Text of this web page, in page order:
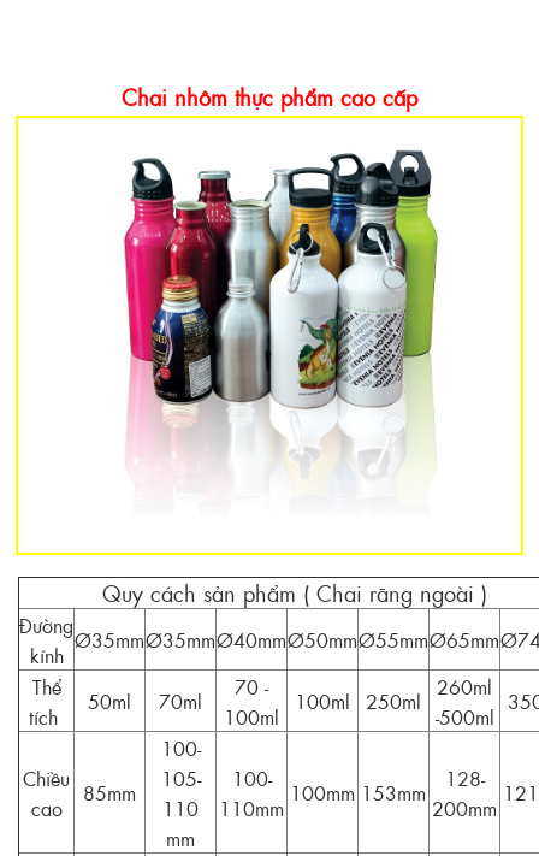
Chai nhôm thực phẩm cao cấp
Quy cách sản phẩm ( Chai răng ngoài )
Đường
kính
Ø35mmØ35mmØ40mmØ50mmØ55mmØ65mm
Thể
tích
50ml 70ml
70 -
100ml
100ml 250ml
260ml
-500ml
Chiều
cao
85mm
100-
105-
110
mm
100-
110mm
100mm 153mm
128-
200mm